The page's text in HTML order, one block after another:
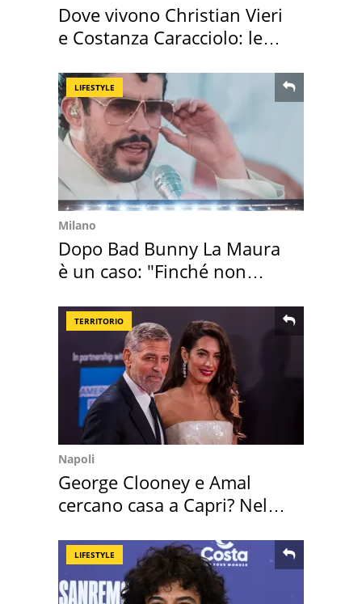
Dove vivono Christian Vieri
e Costanza Caracciolo: le
LIFESTYLE
Milano
Dopo Bad Bunny La Maura
è un caso: "Finché non
TERRITORIO
Napoli
George Clooney e Amal
cercano casa a Capri? Nel
LIFESTYLE